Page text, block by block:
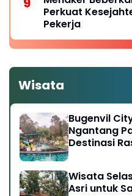
Perkuat
Pekerja
Wisata
Bugenvil
Ngantang
Destinasi
Wisata
Asri untuk